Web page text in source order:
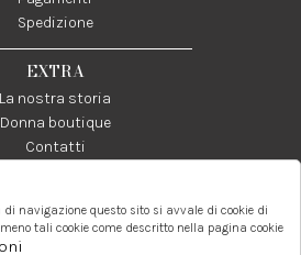
Spedizione
EXTRA
La nostra storia
Donna boutique
Contatti
Whatsapp:
3338855601
Contatti:
info@donna1981.it
di navigazione questo sito si avvale di cookie di
tali cookie come descritto nella pagina cookie